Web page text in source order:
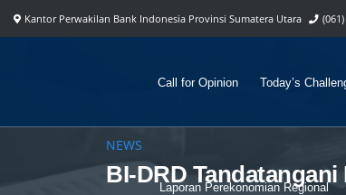
Kantor Perwakilan Bank Indonesia Provinsi Sumatera Utara
Call for Opinion Today’s
Laporan Perekonomian Regional
NEWS
BI-DRD